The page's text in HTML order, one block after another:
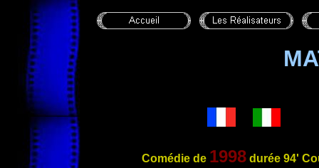
Comédie de 1998 durée 94'